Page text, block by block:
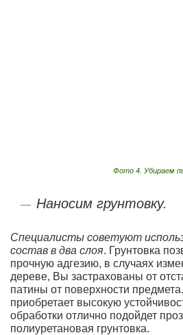
Фото 4. Убираем
Наносим грунтовку.
Специалисты советуют
состав в два слоя. Грунтовка
прочную адгезию, в случаях
дереве, Вы застрахованы от
патины от поверхности
приобретает высокую
обработки отлично подойдет
полиуретановая грунтовка.